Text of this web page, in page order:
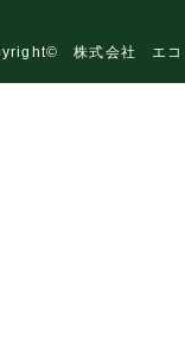
株式会社 エコ